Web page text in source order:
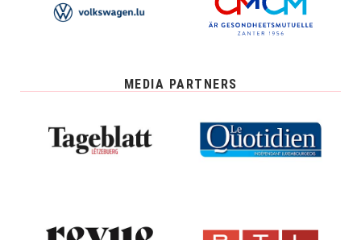
MEDIA PARTNERS